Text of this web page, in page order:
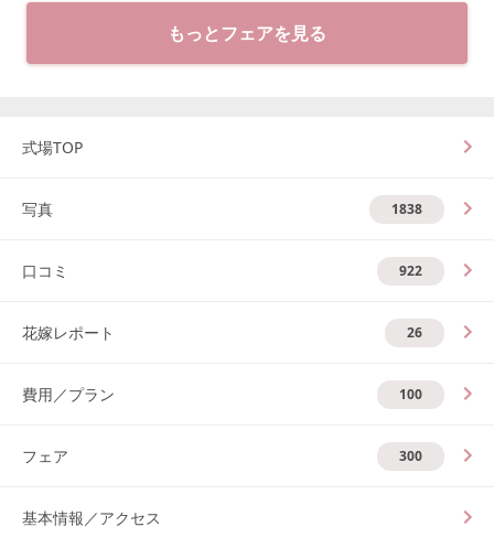
もっとフェアを見る
式場TOP
写真 1838
口コミ 922
花嫁レポート 26
費用／プラン 100
フェア 300
基本情報／アクセス